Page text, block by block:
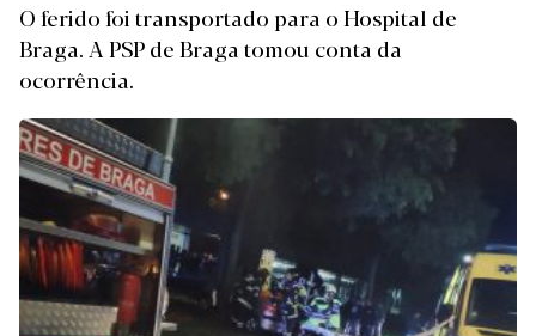
O ferido foi transportado para o Hospital de
Braga. A PSP de Braga tomou conta da
ocorrência.